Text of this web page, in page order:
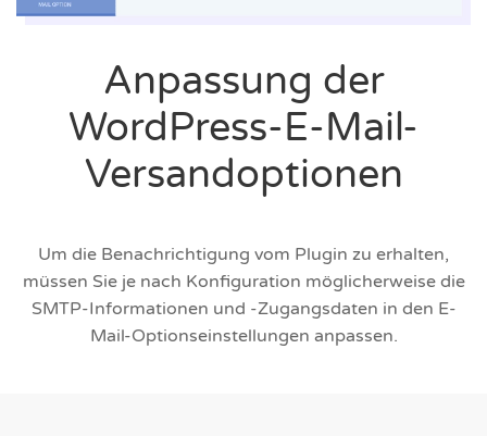
Anpassung der
WordPress-E-Mail-
Versandoptionen
Um die Benachrichtigung vom Plugin zu erhalten,
müssen Sie je nach Konfiguration möglicherweise die
SMTP-Informationen und -Zugangsdaten in den E-
Mail-Optionseinstellungen anpassen.